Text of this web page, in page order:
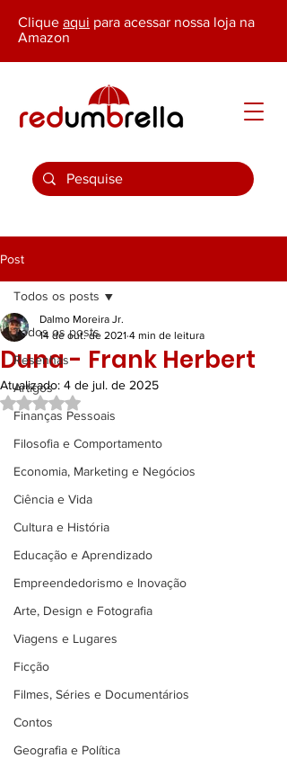
Clique aqui para acessar nossa loja na
Amazon
Post
Todos os posts
Resenhas
Artigos
Finanças Pessoais
Filosofia e Comportamento
Economia, Marketing e Negócios
Ciência e Vida
Cultura e História
Educação e Aprendizado
Empreendedorismo e Inovação
Arte, Design e Fotografia
Viagens e Lugares
Ficção
Filmes, Séries e Documentários
Contos
Geografia e Política
Todos os posts
Duna - Frank Herbert
Dalmo Moreira Jr.
14 de out. de 2021 4 min de leitura
Atualizado: 4 de jul. de 2025
Avaliado com NaN de 5 estrelas.